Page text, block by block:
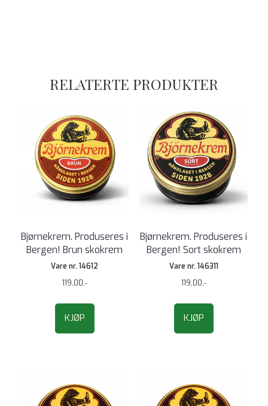
RELATERTE PRODUKTER
Bjørnekrem. Produseres i
Bergen! Brun skokrem
Vare nr. 14612
119,00,-
KJØP
Bjørnekrem. Produseres i
Bergen! Sort skokrem
Vare nr. 146311
119,00,-
KJØP